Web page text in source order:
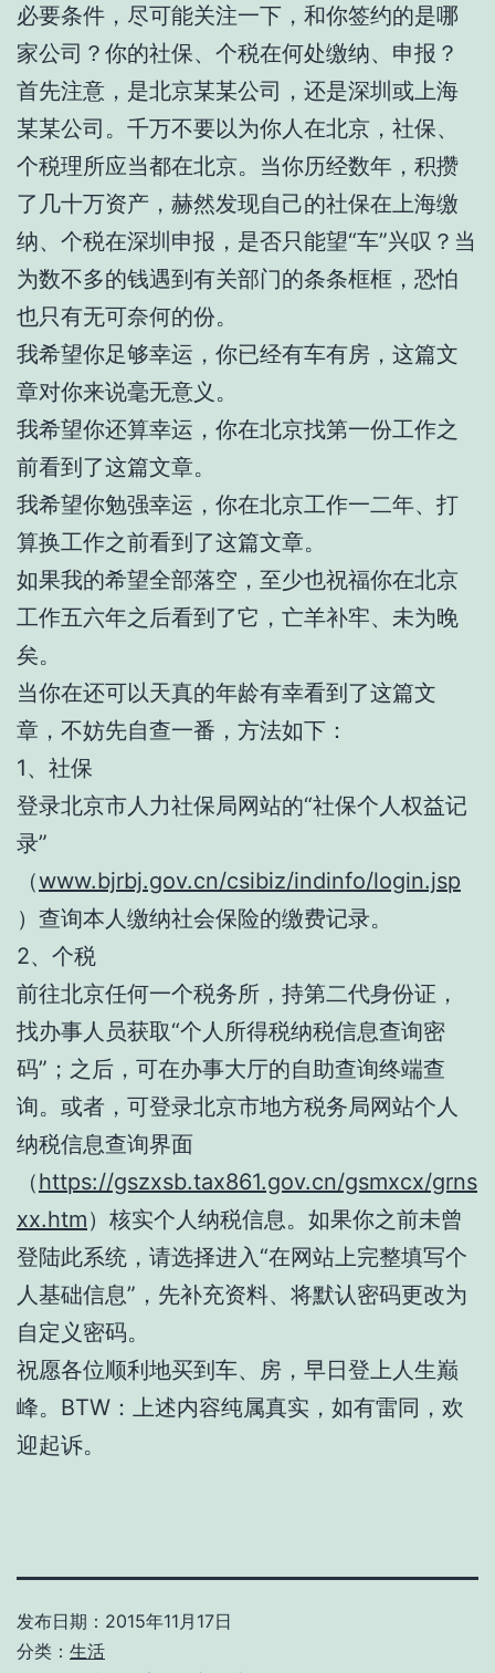
必要条件，尽可能关注一下，和你签约的是哪
家公司？你的社保、个税在何处缴纳、申报？
首先注意，是北京某某公司，还是深圳或上海
某某公司。千万不要以为你人在北京，社保、
个税理所应当都在北京。当你历经数年，积攒
了几十万资产，赫然发现自己的社保在上海缴
纳、个税在深圳申报，是否只能望“车”兴叹？当
为数不多的钱遇到有关部门的条条框框，恐怕
也只有无可奈何的份。
我希望你足够幸运，你已经有车有房，这篇文
章对你来说毫无意义。
我希望你还算幸运，你在北京找第一份工作之
前看到了这篇文章。
我希望你勉强幸运，你在北京工作一二年、打
算换工作之前看到了这篇文章。
如果我的希望全部落空，至少也祝福你在北京
工作五六年之后看到了它，亡羊补牢、未为晚
矣。
当你在还可以天真的年龄有幸看到了这篇文
章，不妨先自查一番，方法如下：
1、社保
登录北京市人力社保局网站的“社保个人权益记
录”
（www.bjrbj.gov.cn/csibiz/indinfo/login.jsp
）查询本人缴纳社会保险的缴费记录。
2、个税
前往北京任何一个税务所，持第二代身份证，
找办事人员获取“个人所得税纳税信息查询密
码”；之后，可在办事大厅的自助查询终端查
询。或者，可登录北京市地方税务局网站个人
纳税信息查询界面
（https://gszxsb.tax861.gov.cn/gsmxcx/grns
xx.htm）核实个人纳税信息。如果你之前未曾
登陆此系统，请选择进入“在网站上完整填写个
人基础信息”，先补充资料、将默认密码更改为
自定义密码。
祝愿各位顺利地买到车、房，早日登上人生巅
峰。BTW：上述内容纯属真实，如有雷同，欢
迎起诉。
发布日期： 2015年11月17日
分类： 生活